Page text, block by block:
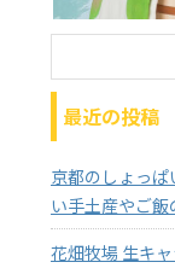
最近の投稿
京都のしょっ
い手土産やご
花畑牧場 生キ